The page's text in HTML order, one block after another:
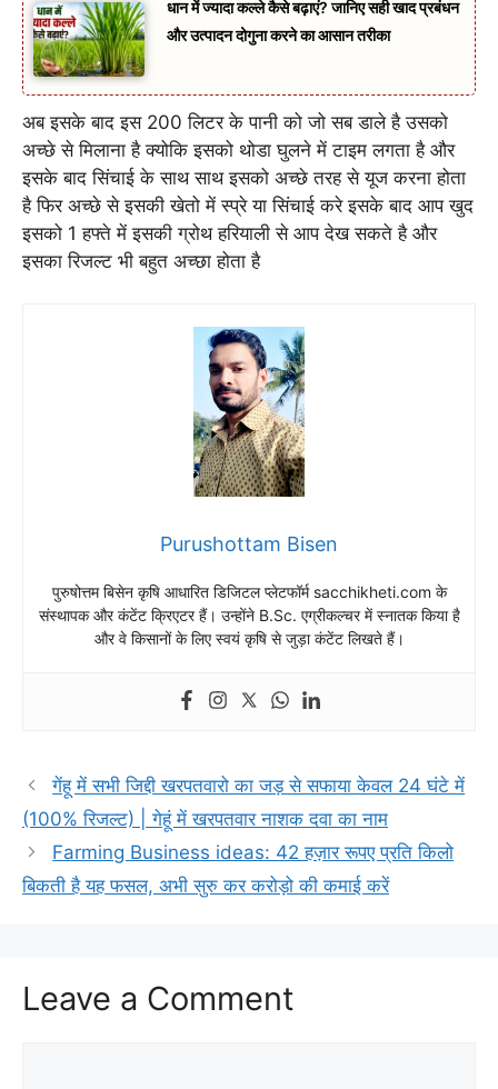
धान में ज्यादा कल्ले कैसे बढ़ाएं? जानिए सही खाद प्रबंधन
और उत्पादन दोगुना करने का आसान तरीका
अब इसके बाद इस 200 लिटर के पानी को जो सब डाले है उसको
अच्छे से मिलाना है क्योकि इसको थोडा घुलने में टाइम लगता है और
इसके बाद सिंचाई के साथ साथ इसको अच्छे तरह से यूज करना होता
है फिर अच्छे से इसकी खेतो में स्प्रे या सिंचाई करे इसके बाद आप खुद
इसको 1 हफ्ते में इसकी ग्रोथ हरियाली से आप देख सकते है और
इसका रिजल्ट भी बहुत अच्छा होता है
Purushottam Bisen
पुरुषोत्तम बिसेन कृषि आधारित डिजिटल प्लेटफॉर्म sacchikheti.com के
संस्थापक और कंटेंट क्रिएटर हैं। उन्होंने B.Sc. एग्रीकल्चर में स्नातक किया है
और वे किसानों के लिए स्वयं कृषि से जुड़ा कंटेंट लिखते हैं।
गेंहू में सभी जिद्दी खरपतवारो का जड़ से सफाया केवल 24 घंटे में
(100% रिजल्ट) | गेहूं में खरपतवार नाशक दवा का नाम
Farming Business ideas: 42 हज़ार रूपए प्रति किलो
बिकती है यह फसल, अभी सुरु कर करोड़ो की कमाई करें
Leave a Comment